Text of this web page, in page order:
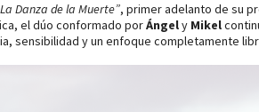
Danza de la Muerte”, primer adelanto de su
el dúo conformado porÁngely Mikel
sensibilidad y un enfoque completamente